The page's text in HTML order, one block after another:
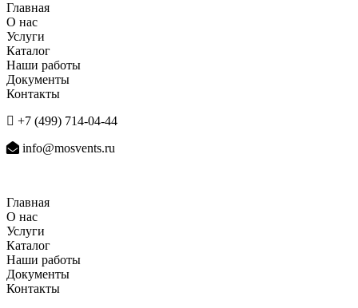
Главная
О нас
Услуги
Каталог
Наши работы
Документы
Контакты
+7 (499) 714-04-44
info@mosvents.ru
Главная
О нас
Услуги
Каталог
Наши работы
Документы
Контакты